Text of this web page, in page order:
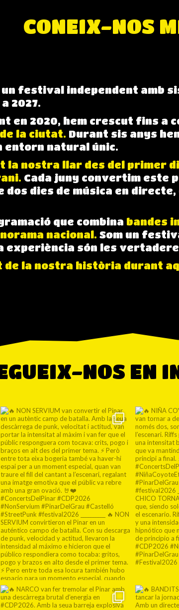
CONEIX-NOS
un festival independent amb
2027.
en 2020, hem crescut fins a
la ciutat. Durant sis anys
entorn natural únic.
la nostra llar des del primer
Cada juny convertim este
dies de música en
que combina bandes
nacional. Som un
són les
la nostra història durant
NOS EN